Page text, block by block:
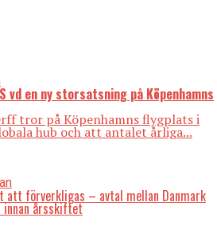
vd en ny storsatsning på Köpenhamns
tror på Köpenhamns flygplats i
hub och att antalet årliga...
att förverkligas – avtal mellan Danmark
innan årsskiftet